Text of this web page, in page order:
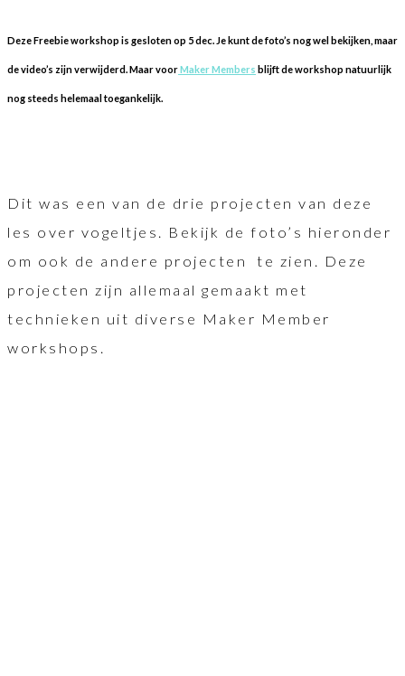
Deze Freebie workshop is gesloten op 5 dec. Je kunt de foto’s nog wel bekijken, maar
de video’s zijn verwijderd. Maar voorMaker Members blijft de workshop natuurlijk
nog steeds helemaal toegankelijk.
Dit was een van de drie projecten van deze
les over vogeltjes. Bekijk de foto’s hieronder
om ook de andere projecten te zien. Deze
projecten zijn allemaal gemaakt met
technieken uit diverse Maker Member
workshops.